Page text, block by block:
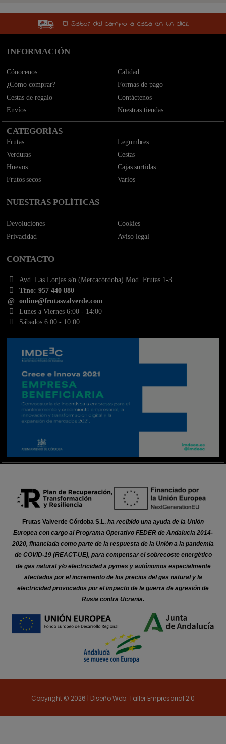
El Sabor del campo a casa en un click
INFORMACIÓN
Cónocenos
¿Cómo comprar?
Cestas de regalo
Envíos
Calidad
Formas de pago
Contáctenos
Nuestras tiendas
CATEGORÍAS
Frutas
Verduras
Huevos
Frutos secos
Legumbres
Cestas
Cajas surtidas
Varios
NUESTRAS POLÍTICAS
Devoluciones
Privacidad
Cookies
Aviso legal
CONTACTO
Avd. Las Lonjas s/n (Mercacórdoba) Mod. Frutas 1-3
Tfno: 957 440 880
online@frutasvalverde.com
Lunes a Viernes 6:00 - 14:00
Sábados 6:00 - 10:00
Frutas Valverde Córdoba S.L. ha recibido una ayuda de la Unión
Europea con cargo al Programa Operativo FEDER de Andalucía 2014-
2020, financiada como parte de la respuesta de la Unión a la pandemia
de COVID-19 (REACT-UE), para compensar el sobrecoste energético
de gas natural y/o electricidad a pymes y autónomos especialmente
afectados por el incremento de los precios del gas natural y la
electricidad provocados por el impacto de la guerra de agresión de
Rusia contra Ucrania.
Copyright © 2026 | Diseño Web: Taller Empresarial 2.0